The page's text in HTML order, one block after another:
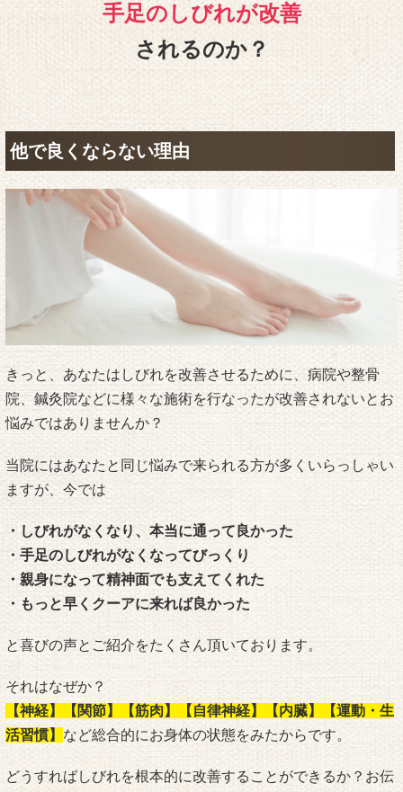
手足のしびれが改善
されるのか？
他で良くならない理由
きっと、あなたはしびれを改善させるために、病院や整骨
院、鍼灸院などに様々な施術を行なったが改善されないとお
悩みではありませんか？
当院にはあなたと同じ悩みで来られる方が多くいらっしゃい
ますが、今では
・しびれがなくなり、本当に通って良かった
・手足のしびれがなくなってびっくり
・親身になって精神面でも支えてくれた
・もっと早くクーアに来れば良かった
と喜びの声とご紹介をたくさん頂いております。
それはなぜか？
【神経】【関節】【筋肉】【自律神経】【内臓】【運動・生
活習慣】 など総合的にお身体の状態をみたからです。
どうすればしびれを根本的に改善することができるか？お伝